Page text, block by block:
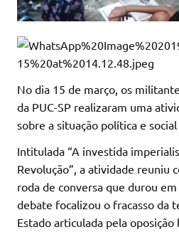
No dia 15 de março, os
da PUC-SP realizaram uma
sobre a situação política e
Intitulada “A investida
Revolução”, a atividade reuniu
roda de conversa que durou
debate focalizou o fracasso da
Estado articulada pela